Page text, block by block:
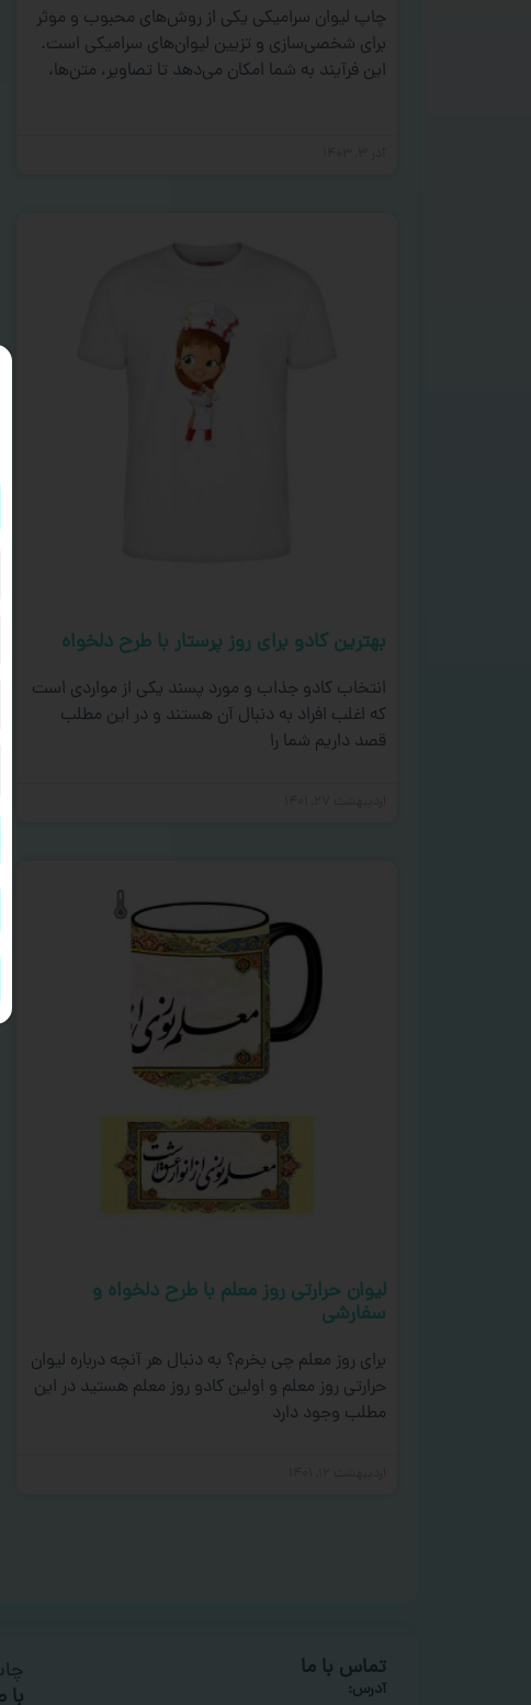
چاپ لیوان سرامیکی یکی از روش‌های محبوب و موثر
برای شخصی‌سازی و تزیین لیوان‌های سرامیکی است.
این فرآیند به شما امکان می‌دهد تا تصاویر، متن‌ها،
بهترین کادو برای روز پرستار با طرح دلخواه
انتخاب کادو جذاب و مورد پسند یکی از مواردی است
که اغلب افراد به دنبال آن هستند و در این مطلب
قصد داریم شما را
لیوان حرارتی روز معلم با طرح دلخواه و
سفارشی
برای روز معلم چی بخرم؟ به دنبال هر آنچه درباره لیوان
حرارتی روز معلم و اولین کادو روز معلم هستید در این
مطلب وجود دارد
تماس با ما
آدرس:
با